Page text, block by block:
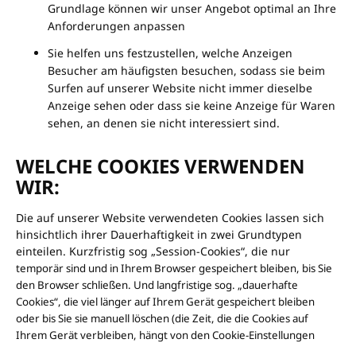
Grundlage können wir unser Angebot optimal an Ihre
Anforderungen anpassen
Sie helfen uns festzustellen, welche Anzeigen
Besucher am häufigsten besuchen, sodass sie beim
Surfen auf unserer Website nicht immer dieselbe
Anzeige sehen oder dass sie keine Anzeige für Waren
sehen, an denen sie nicht interessiert sind.
WELCHE COOKIES VERWENDEN
WIR:
Die auf unserer Website verwendeten Cookies lassen sich
hinsichtlich ihrer Dauerhaftigkeit in zwei Grundtypen
einteilen. Kurzfristig sog „Session-Cookies“, die nur
temporär sind und in Ihrem Browser gespeichert bleiben, bis Sie
den Browser schließen. Und langfristige sog. „dauerhafte
Cookies“, die viel länger auf Ihrem Gerät gespeichert bleiben
oder bis Sie sie manuell löschen (die Zeit, die die Cookies auf
Ihrem Gerät verbleiben, hängt von den Cookie-Einstellungen